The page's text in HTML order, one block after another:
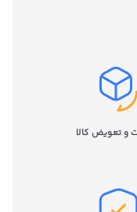
و تعویض کالا